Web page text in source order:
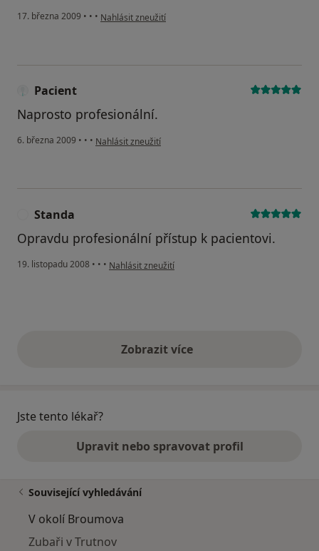
17. března 2009 • • • podle názoru uživatele Vodochodský Filip
Nahlásit zneužití
Pacient
Naprosto profesionální.
6. března 2009 • • • podle názoru uživatele Pacient
Nahlásit zneužití
Standa
Opravdu profesionální přístup k pacientovi.
19. listopadu 2008 • • • podle názoru uživatele Standa
Nahlásit zneužití
Zobrazit vícevýše uvedené názory
Jste tento lékař?
Upravit nebo spravovat profil
Související vyhledávání
V okolí Broumova
Zubaři v Trutnov